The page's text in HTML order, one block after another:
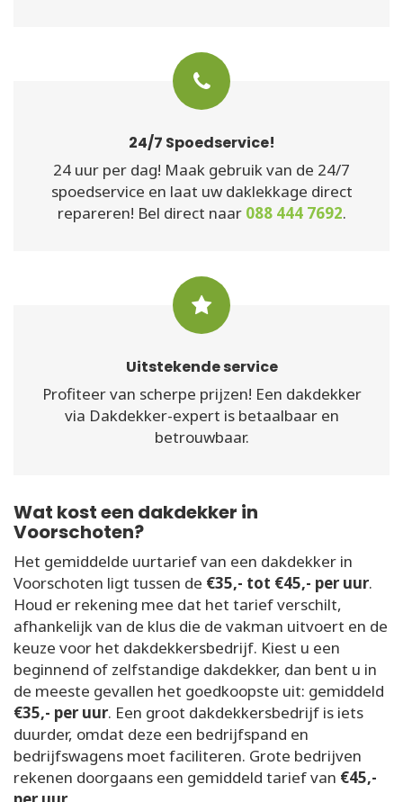
24/7 Spoedservice!
24 uur per dag! Maak gebruik van de 24/7
spoedservice en laat uw daklekkage direct
repareren! Bel direct naar 088 444 7692.
Uitstekende service
Profiteer van scherpe prijzen! Een dakdekker
via Dakdekker-expert is betaalbaar en
betrouwbaar.
Wat kost een dakdekker in
Voorschoten?
Het gemiddelde uurtarief van een dakdekker in
Voorschoten ligt tussen de €35,- tot €45,- per uur.
Houd er rekening mee dat het tarief verschilt,
afhankelijk van de klus die de vakman uitvoert en de
keuze voor het dakdekkersbedrijf. Kiest u een
beginnend of zelfstandige dakdekker, dan bent u in
de meeste gevallen het goedkoopste uit: gemiddeld
€35,- per uur. Een groot dakdekkersbedrijf is iets
duurder, omdat deze een bedrijfspand en
bedrijfswagens moet faciliteren. Grote bedrijven
rekenen doorgaans een gemiddeld tarief van €45,-